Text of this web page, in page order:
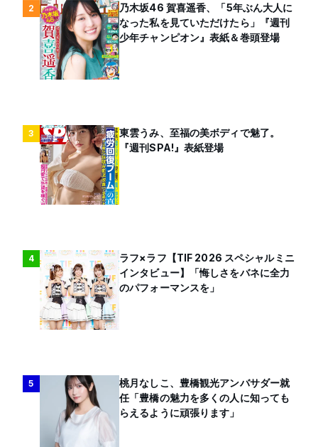
2
乃木坂46 賀喜遥香、「5年ぶん大人に
なった私を見ていただけたら」『週刊
少年チャンピオン』表紙＆巻頭登場
3
東雲うみ、至福の美ボディで魅了。
『週刊SPA!』表紙登場
4
ラフ×ラフ【TIF 2026 スペシャルミニ
インタビュー】「悔しさをバネに全力
のパフォーマンスを」
5
桃月なしこ、豊橋観光アンバサダー就
任「豊橋の魅力を多くの人に知っても
らえるように頑張ります」